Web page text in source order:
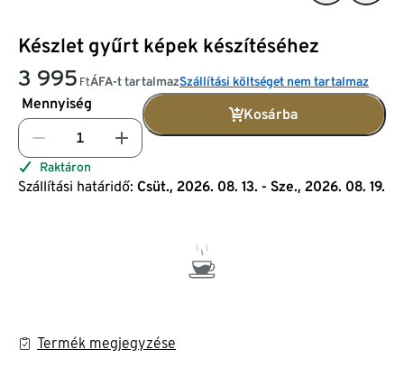
Készlet gyűrt képek készítéséhez
3 995 FtÁFA-t tartalmazSzállítási költséget nem tartalmaz
Mennyiség
Kosárba
Raktáron
Szállítási határidő: Csüt., 2026. 08. 13. - Sze., 2026. 08. 19.
Termék megjegyzése